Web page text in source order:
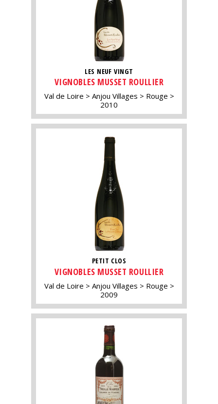
LES NEUF VINGT
VIGNOBLES MUSSET ROULLIER
Val de Loire Anjou Villages
Rouge
2010
PETIT CLOS
VIGNOBLES MUSSET ROULLIER
Val de Loire Anjou Villages
Rouge
2009